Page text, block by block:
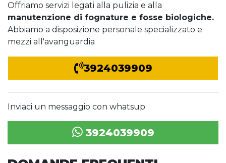
Offriamo servizi legati alla pulizia e alla
manutenzione di fognature e fosse biologiche.
Abbiamo a disposizione personale specializzato e
mezzi all'avanguardia
3924039909
Inviaci un messaggio con whatsup
3924039909